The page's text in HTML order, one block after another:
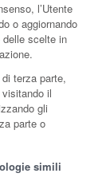
l’Utente
o aggiornando
delle scelte in
terza parte,
il
gli
parte o
simili